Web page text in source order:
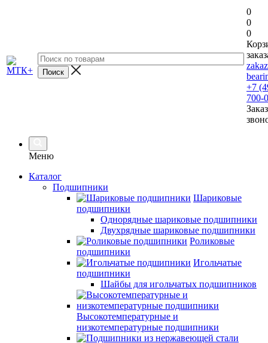
0
0
0
+7
700-
Меню
Каталог
Подшипники
Шариковые
подшипники
Однорядные шариковые подшипники
Двухрядные шариковые подшипники
Роликовые
подшипники
Игольчатые
подшипники
Шайбы для игольчатых подшипников
Высокотемпературные и
низкотемпературные подшипники